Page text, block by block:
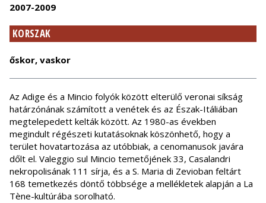
2007-2009
KORSZAK
őskor, vaskor
Az Adige és a Mincio folyók között elterülő veronai síkság
határzónának számított a venétek és az Észak-Itáliában
megtelepedett kelták között. Az 1980-as években
megindult régészeti kutatásoknak köszönhető, hogy a
terület hovatartozása az utóbbiak, a cenomanusok javára
dőlt el. Valeggio sul Mincio temetőjének 33, Casalandri
nekropolisának 111 sírja, és a S. Maria di Zevioban feltárt
168 temetkezés döntő többsége a mellékletek alapján a La
Tène-kultúrába sorolható.